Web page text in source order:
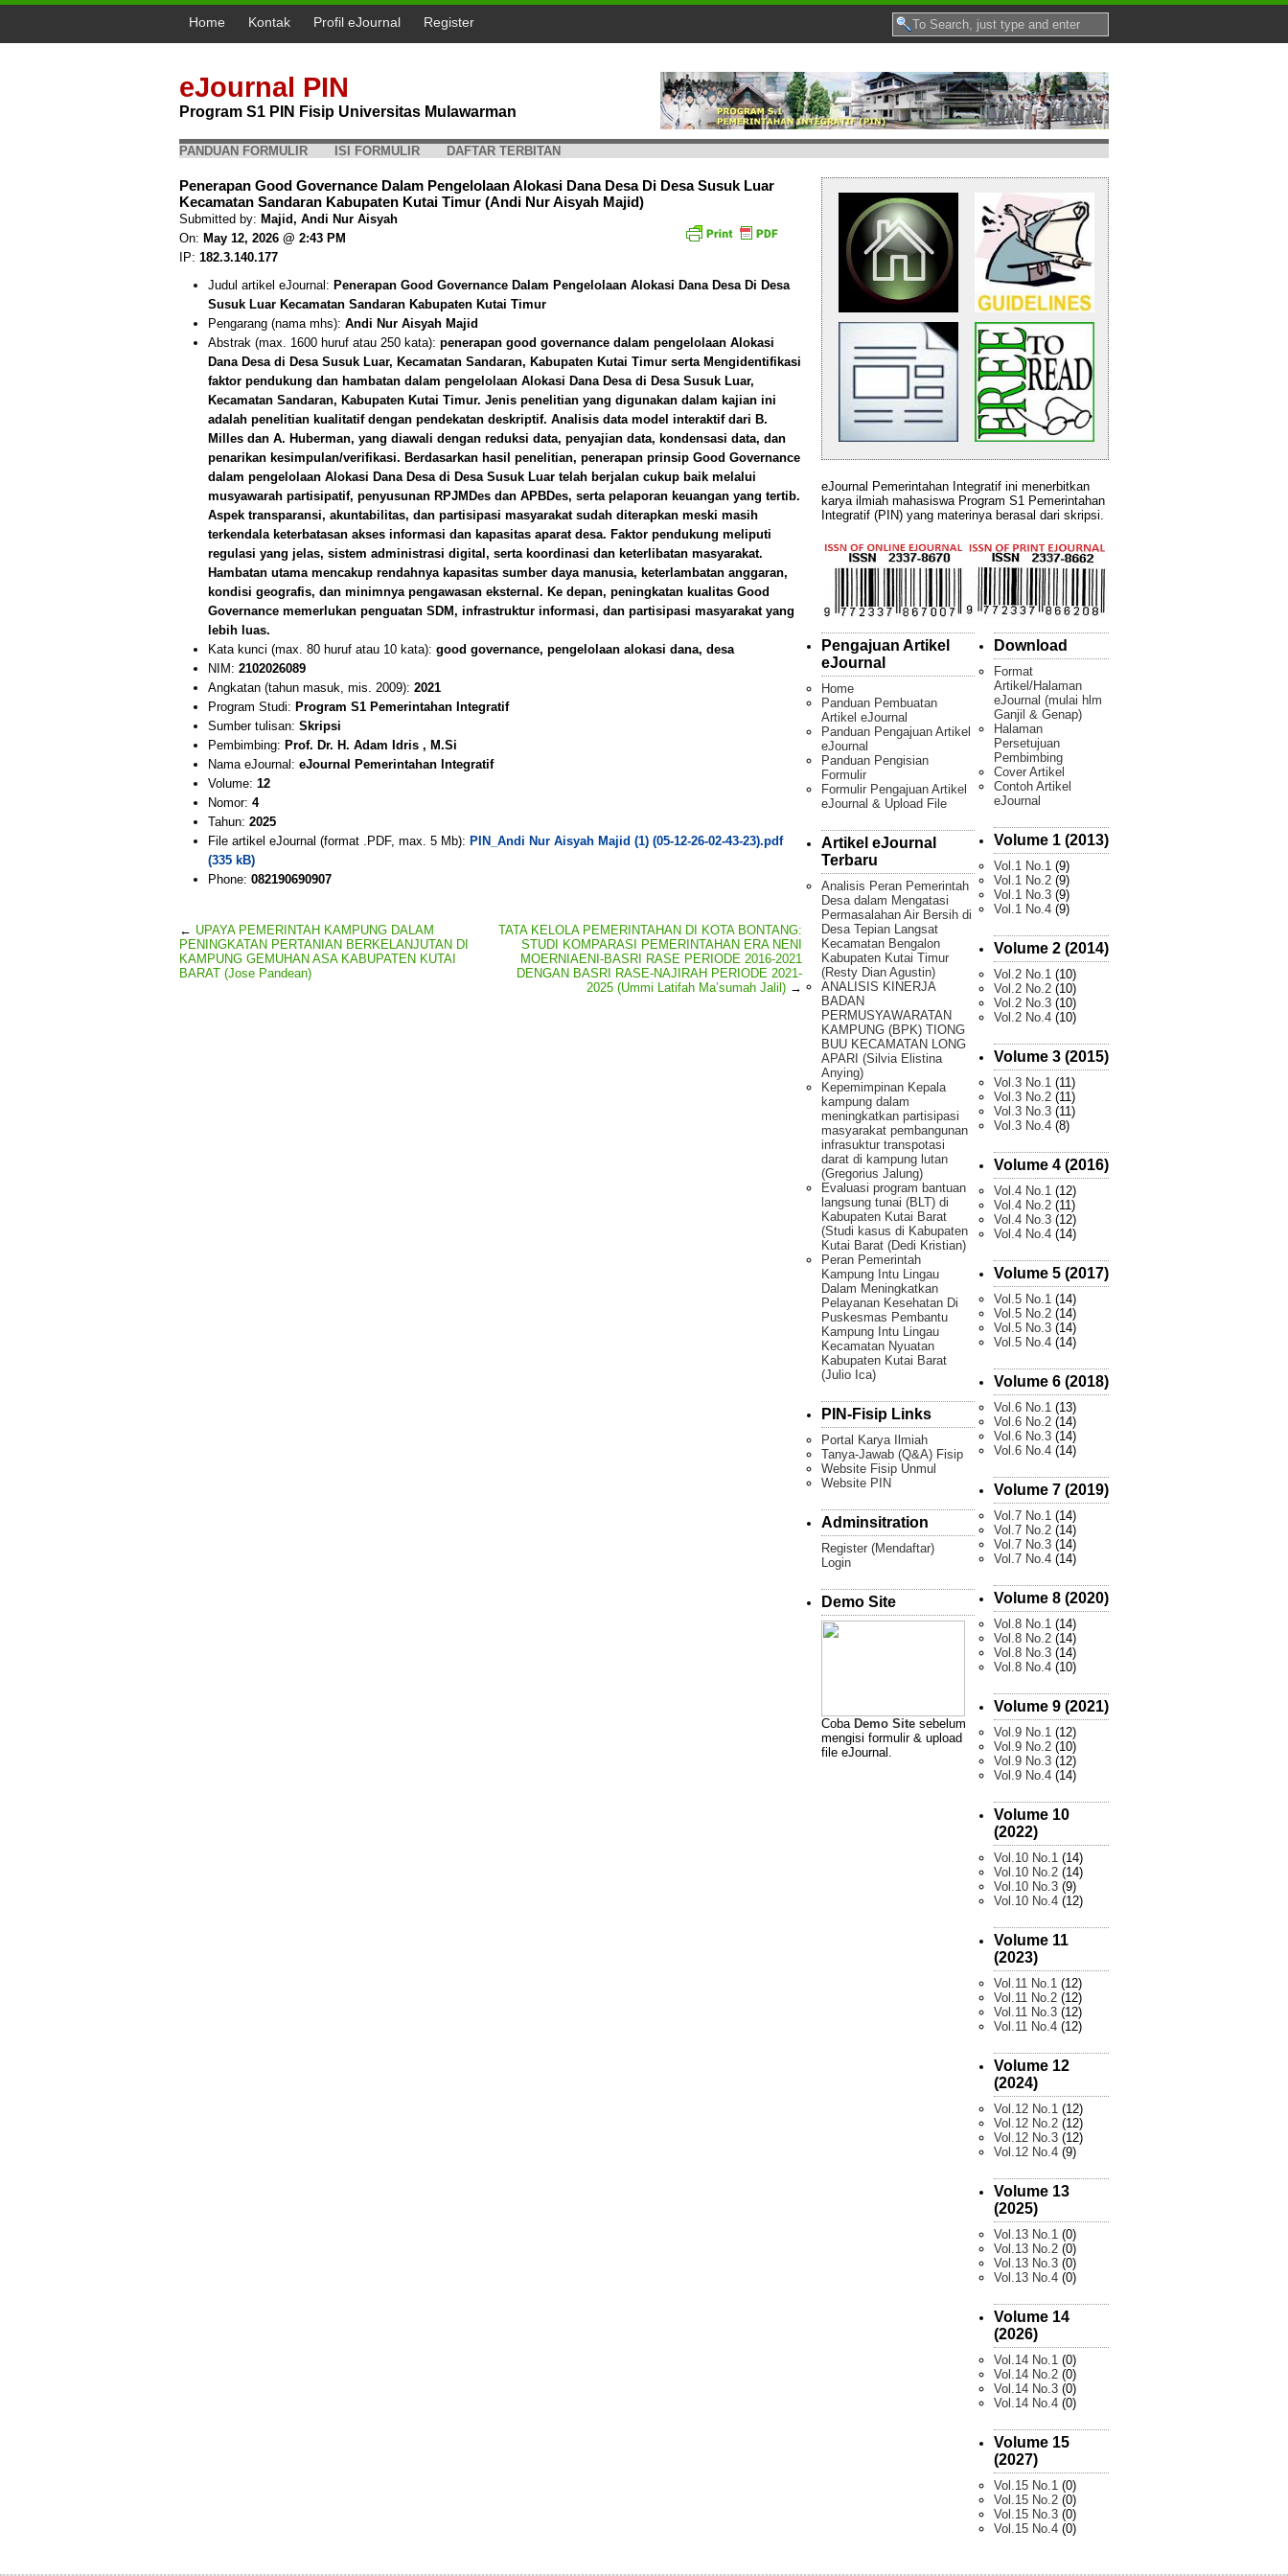
Home Kontak Profil eJournal Register
eJournal PIN
Program S1 PIN Fisip Universitas Mulawarman
PANDUAN FORMULIR ISI FORMULIR DAFTAR TERBITAN
Penerapan Good Governance Dalam Pengelolaan Alokasi Dana Desa Di Desa Susuk Luar
Kecamatan Sandaran Kabupaten Kutai Timur (Andi Nur Aisyah Majid)
Submitted by: Majid, Andi Nur Aisyah
On: May 12, 2026 @ 2:43 PM
IP: 182.3.140.177
Judul artikel eJournal: Penerapan Good Governance Dalam Pengelolaan Alokasi Dana Desa Di Desa
Susuk Luar Kecamatan Sandaran Kabupaten Kutai Timur
Pengarang (nama mhs): Andi Nur Aisyah Majid
Abstrak (max. 1600 huruf atau 250 kata): penerapan good governance dalam pengelolaan Alokasi
Dana Desa di Desa Susuk Luar, Kecamatan Sandaran, Kabupaten Kutai Timur serta Mengidentifikasi
faktor pendukung dan hambatan dalam pengelolaan Alokasi Dana Desa di Desa Susuk Luar,
Kecamatan Sandaran, Kabupaten Kutai Timur. Jenis penelitian yang digunakan dalam kajian ini
adalah penelitian kualitatif dengan pendekatan deskriptif. Analisis data model interaktif dari B.
Milles dan A. Huberman, yang diawali dengan reduksi data, penyajian data, kondensasi data, dan
penarikan kesimpulan/verifikasi. Berdasarkan hasil penelitian, penerapan prinsip Good Governance
dalam pengelolaan Alokasi Dana Desa di Desa Susuk Luar telah berjalan cukup baik melalui
musyawarah partisipatif, penyusunan RPJMDes dan APBDes, serta pelaporan keuangan yang tertib.
Aspek transparansi, akuntabilitas, dan partisipasi masyarakat sudah diterapkan meski masih
terkendala keterbatasan akses informasi dan kapasitas aparat desa. Faktor pendukung meliputi
regulasi yang jelas, sistem administrasi digital, serta koordinasi dan keterlibatan masyarakat.
Hambatan utama mencakup rendahnya kapasitas sumber daya manusia, keterlambatan anggaran,
kondisi geografis, dan minimnya pengawasan eksternal. Ke depan, peningkatan kualitas Good
Governance memerlukan penguatan SDM, infrastruktur informasi, dan partisipasi masyarakat yang
lebih luas.
Kata kunci (max. 80 huruf atau 10 kata): good governance, pengelolaan alokasi dana, desa
NIM: 2102026089
Angkatan (tahun masuk, mis. 2009): 2021
Program Studi: Program S1 Pemerintahan Integratif
Sumber tulisan: Skripsi
Pembimbing: Prof. Dr. H. Adam Idris , M.Si
Nama eJournal: eJournal Pemerintahan Integratif
Volume: 12
Nomor: 4
Tahun: 2025
File artikel eJournal (format .PDF, max. 5 Mb): PIN_Andi Nur Aisyah Majid (1) (05-12-26-02-43-23).pdf
(335 kB)
Phone: 082190690907
← UPAYA PEMERINTAH KAMPUNG DALAM
PENINGKATAN PERTANIAN BERKELANJUTAN DI
KAMPUNG GEMUHAN ASA KABUPATEN KUTAI
BARAT (Jose Pandean)
TATA KELOLA PEMERINTAHAN DI KOTA BONTANG:
STUDI KOMPARASI PEMERINTAHAN ERA NENI
MOERNIAENI-BASRI RASE PERIODE 2016-2021
DENGAN BASRI RASE-NAJIRAH PERIODE 2021-
2025 (Ummi Latifah Ma’sumah Jalil) →
eJournal Pemerintahan Integratif ini menerbitkan
karya ilmiah mahasiswa Program S1 Pemerintahan
Integratif (PIN) yang materinya berasal dari skripsi.
Pengajuan Artikel
eJournal
Home
Panduan Pembuatan
Artikel eJournal
Panduan Pengajuan Artikel
eJournal
Panduan Pengisian
Formulir
Formulir Pengajuan Artikel
eJournal & Upload File
Artikel eJournal
Terbaru
Analisis Peran Pemerintah
Desa dalam Mengatasi
Permasalahan Air Bersih di
Desa Tepian Langsat
Kecamatan Bengalon
Kabupaten Kutai Timur
(Resty Dian Agustin)
ANALISIS KINERJA
BADAN
PERMUSYAWARATAN
KAMPUNG (BPK) TIONG
BUU KECAMATAN LONG
APARI (Silvia Elistina
Anying)
Kepemimpinan Kepala
kampung dalam
meningkatkan partisipasi
masyarakat pembangunan
infrasuktur transpotasi
darat di kampung lutan
(Gregorius Jalung)
Evaluasi program bantuan
langsung tunai (BLT) di
Kabupaten Kutai Barat
(Studi kasus di Kabupaten
Kutai Barat (Dedi Kristian)
Peran Pemerintah
Kampung Intu Lingau
Dalam Meningkatkan
Pelayanan Kesehatan Di
Puskesmas Pembantu
Kampung Intu Lingau
Kecamatan Nyuatan
Kabupaten Kutai Barat
(Julio Ica)
PIN-Fisip Links
Portal Karya Ilmiah
Tanya-Jawab (Q&A) Fisip
Website Fisip Unmul
Website PIN
Adminsitration
Register (Mendaftar)
Login
Demo Site
Coba Demo Site sebelum
mengisi formulir & upload
file eJournal.
Download
Format
Artikel/Halaman
eJournal (mulai hlm
Ganjil & Genap)
Halaman
Persetujuan
Pembimbing
Cover Artikel
Contoh Artikel
eJournal
Volume 1 (2013)
Vol.1 No.1 (9)
Vol.1 No.2 (9)
Vol.1 No.3 (9)
Vol.1 No.4 (9)
Volume 2 (2014)
Vol.2 No.1 (10)
Vol.2 No.2 (10)
Vol.2 No.3 (10)
Vol.2 No.4 (10)
Volume 3 (2015)
Vol.3 No.1 (11)
Vol.3 No.2 (11)
Vol.3 No.3 (11)
Vol.3 No.4 (8)
Volume 4 (2016)
Vol.4 No.1 (12)
Vol.4 No.2 (11)
Vol.4 No.3 (12)
Vol.4 No.4 (14)
Volume 5 (2017)
Vol.5 No.1 (14)
Vol.5 No.2 (14)
Vol.5 No.3 (14)
Vol.5 No.4 (14)
Volume 6 (2018)
Vol.6 No.1 (13)
Vol.6 No.2 (14)
Vol.6 No.3 (14)
Vol.6 No.4 (14)
Volume 7 (2019)
Vol.7 No.1 (14)
Vol.7 No.2 (14)
Vol.7 No.3 (14)
Vol.7 No.4 (14)
Volume 8 (2020)
Vol.8 No.1 (14)
Vol.8 No.2 (14)
Vol.8 No.3 (14)
Vol.8 No.4 (10)
Volume 9 (2021)
Vol.9 No.1 (12)
Vol.9 No.2 (10)
Vol.9 No.3 (12)
Vol.9 No.4 (14)
Volume 10
(2022)
Vol.10 No.1 (14)
Vol.10 No.2 (14)
Vol.10 No.3 (9)
Vol.10 No.4 (12)
Volume 11
(2023)
Vol.11 No.1 (12)
Vol.11 No.2 (12)
Vol.11 No.3 (12)
Vol.11 No.4 (12)
Volume 12
(2024)
Vol.12 No.1 (12)
Vol.12 No.2 (12)
Vol.12 No.3 (12)
Vol.12 No.4 (9)
Volume 13
(2025)
Vol.13 No.1 (0)
Vol.13 No.2 (0)
Vol.13 No.3 (0)
Vol.13 No.4 (0)
Volume 14
(2026)
Vol.14 No.1 (0)
Vol.14 No.2 (0)
Vol.14 No.3 (0)
Vol.14 No.4 (0)
Volume 15
(2027)
Vol.15 No.1 (0)
Vol.15 No.2 (0)
Vol.15 No.3 (0)
Vol.15 No.4 (0)